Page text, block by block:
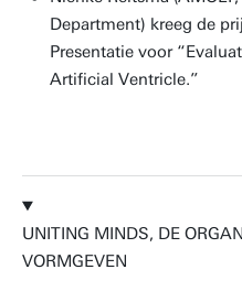
Department) kreeg de
Presentatie voor
Artificial Ventricle.”
UNITING MINDS, DE
VORMGEVEN